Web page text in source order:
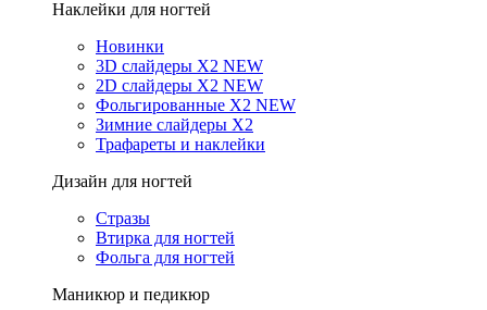
Наклейки для ногтей
Новинки
3D слайдеры X2 NEW
2D слайдеры X2 NEW
Фольгированные X2 NEW
Зимние слайдеры Х2
Трафареты и наклейки
Дизайн для ногтей
Стразы
Втирка для ногтей
Фольга для ногтей
Маникюр и педикюр